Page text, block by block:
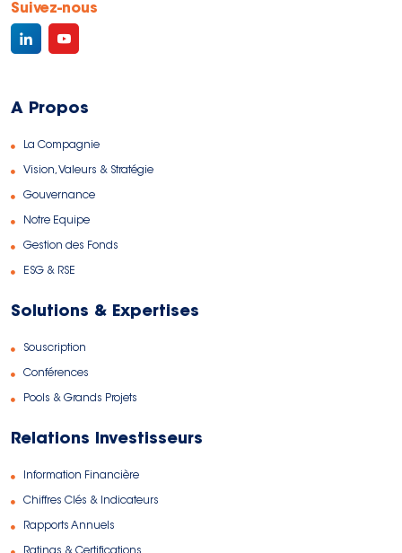
Suivez-nous
A Propos
La Compagnie
Vision, Valeurs & Stratégie
Gouvernance
Notre Equipe
Gestion des Fonds
ESG & RSE
Solutions & Expertises
Souscription
Conférences
Pools & Grands Projets
Relations Investisseurs
Information Financière
Chiffres Clés & Indicateurs
Rapports Annuels